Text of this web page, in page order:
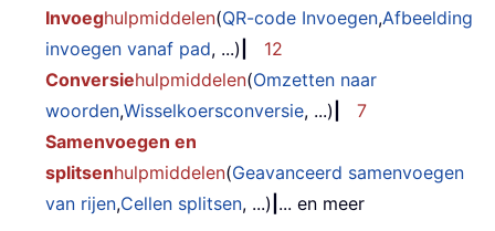
Invoeghulpmiddelen(QR-code Invoegen,Afbeelding
invoegen vanaf pad, ...)
12
Conversiehulpmiddelen(Omzetten naar
woorden,Wisselkoersconversie, ...)
7
Samenvoegen en
splitsenhulpmiddelen(Geavanceerd samenvoegen
van rijen,Cellen splitsen, ...) ... en meer